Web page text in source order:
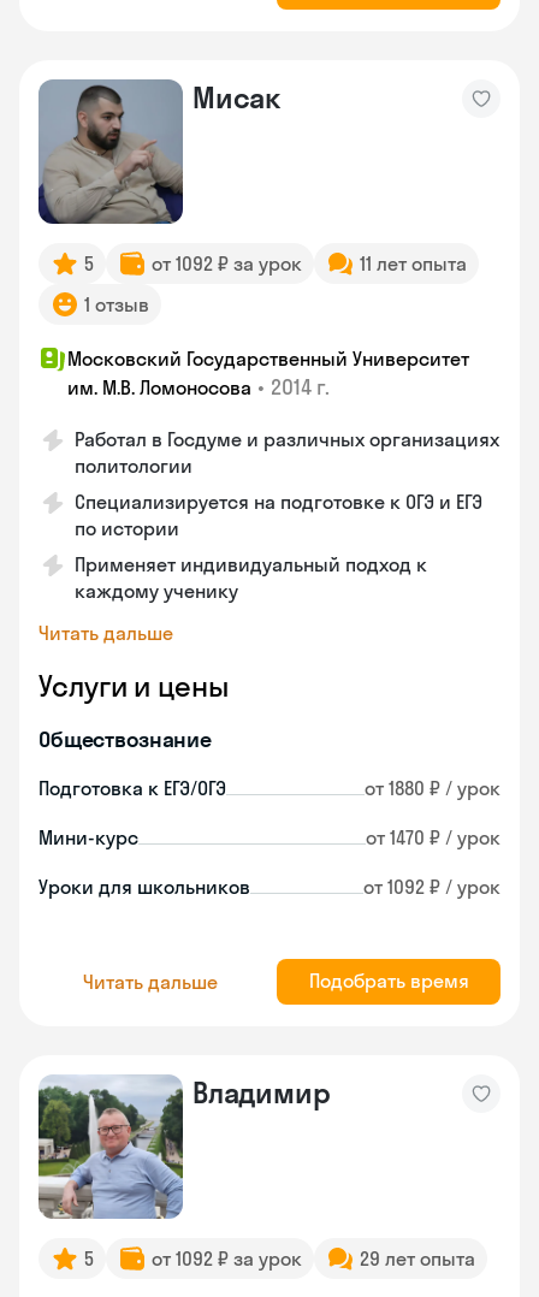
Мисак
5 от 1092 ₽ за урок
11 лет опыта
1 отзыв
Московский Государственный Университет
им. М.В. Ломоносова • 2014 г.
Работал в Госдуме и различных организациях
политологии
Специализируется на подготовке к ОГЭ и ЕГЭ
по истории
Применяет индивидуальный подход к
каждому ученику
Читать дальше
Услуги и цены
Обществознание
Подготовка к ЕГЭ/ОГЭ от 1880 ₽ / урок
Мини-курс от 1470 ₽ / урок
Уроки для школьников от 1092 ₽ / урок
Читать дальше Подобрать время
Владимир
5 от 1092 ₽ за урок 29 лет опыта